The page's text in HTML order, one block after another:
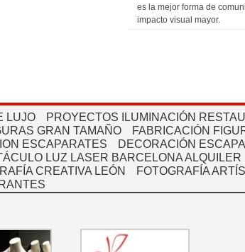
es la mejor forma de
impacto visual mayor.
LUJO
PROYECTOS ILUMINACIÓN
GRAN TAMAÑO
FABRICACIÓN
ESCAPARATES
DECORACIÓN
LUZ LASER BARCELONA ALQUILER
CREATIVA LEÓN
FOTOGRAFÍA